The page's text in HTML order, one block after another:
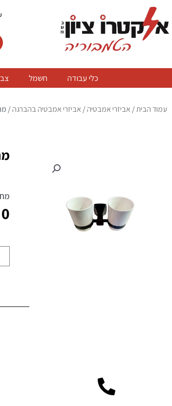
לתוכן
כלי עבודה חשמל
עמוד הבית/ אביזרי אמבטיה/ אביזרי אמבטיה בהברגה/
0
של